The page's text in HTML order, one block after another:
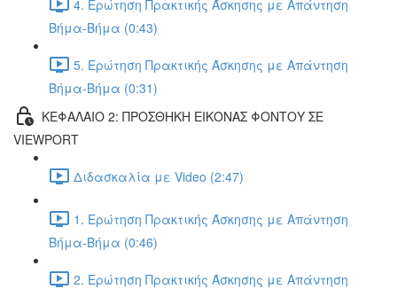
4. Ερώτηση Πρακτικής Άσκησης με Απάντηση
Βήμα-Βήμα (0:43)
5. Ερώτηση Πρακτικής Άσκησης με Απάντηση
Βήμα-Βήμα (0:31)
ΚΕΦΑΛΑΙΟ 2: ΠΡΟΣΘΗΚΗ ΕΙΚΟΝΑΣ ΦΟΝΤΟΥ ΣΕ
VIEWPORT
Διδασκαλία με Video (2:47)
1. Ερώτηση Πρακτικής Άσκησης με Απάντηση
Βήμα-Βήμα (0:46)
2. Ερώτηση Πρακτικής Άσκησης με Απάντηση